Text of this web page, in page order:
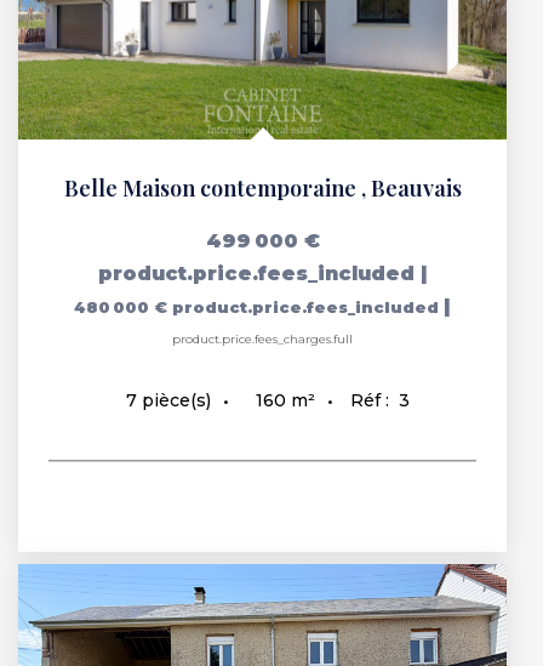
Belle Maison contemporaine ,Beauvais
499 000 €
product.price.fees_included |
480 000 € product.price.fees_included |
product.price.fees_charges.full
7 pièce(s) 160 m² Réf : 3